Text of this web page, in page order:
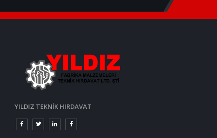
YILDIZ TEKNİK HIRDAVAT